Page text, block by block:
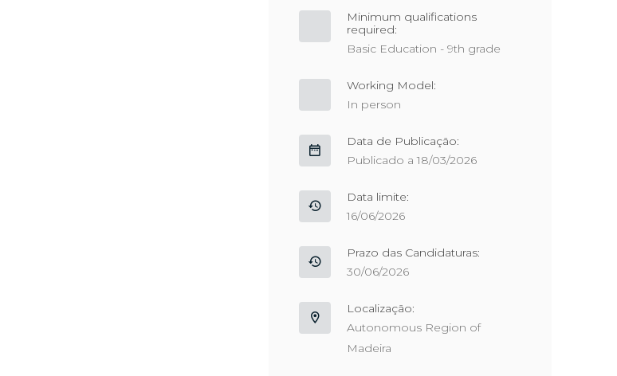
Minimum qualifications
required:
Basic Education - 9th grade
Working Model:
In person
Data de Publicação:
Publicado a 18/03/2026
Data limite:
16/06/2026
Prazo das Candidaturas:
30/06/2026
Localização:
Autonomous Region of
Madeira